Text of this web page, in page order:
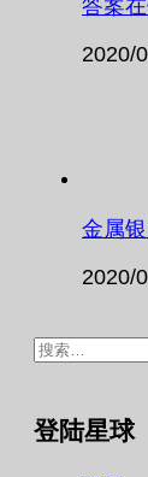
答案
2020/
金属
2020/
搜
登陆星球